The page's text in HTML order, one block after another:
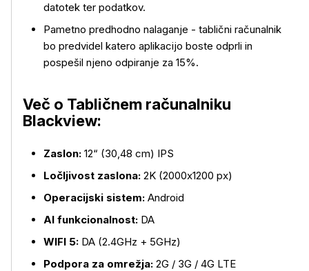
datotek ter podatkov.
Pametno predhodno nalaganje - tablični računalnik
bo predvidel katero aplikacijo boste odprli in
pospešil njeno odpiranje za 15%.
Več o Tabličnem računalniku
Blackview:
Zaslon: 12“ (30,48 cm) IPS
Ločljivost zaslona: 2K (2000x1200 px)
Operacijski sistem: Android
AI funkcionalnost: DA
WIFI 5: DA (2.4GHz + 5GHz)
Podpora za omrežja: 2G / 3G / 4G LTE